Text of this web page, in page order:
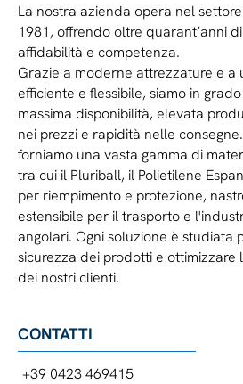
La nostra azienda opera nel
1981, offrendo oltre quarant’anni
affidabilità e competenza.
Grazie a moderne attrezzature e a
efficiente e flessibile, siamo in
massima disponibilità, elevata
nei prezzi e rapidità nelle
forniamo una vasta gamma di
tra cui il Pluriball, il Polietilene
per riempimento e protezione,
estensibile per il trasporto e
angolari. Ogni soluzione è studiata
sicurezza dei prodotti e ottimizzare
dei nostri clienti.
CONTATTI
+39 0423 469415